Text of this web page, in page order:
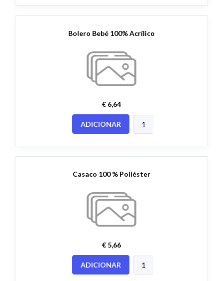
Bolero Bebé 100% Acrílico
€ 6,64
ADICIONAR
Casaco 100 % Poliéster
€ 5,66
ADICIONAR